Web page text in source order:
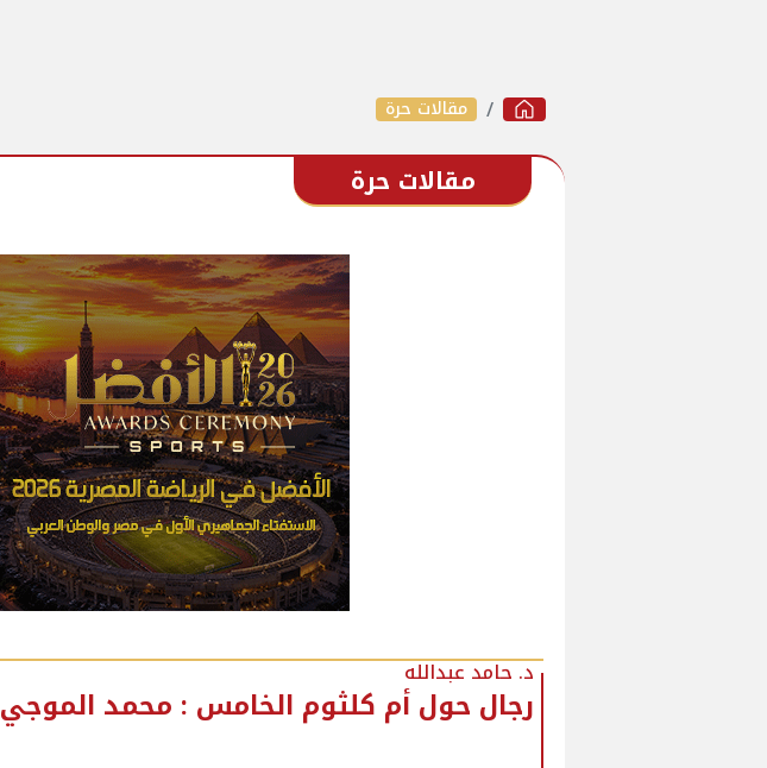
مقالات حرة
مقالات حرة
د. حامد عبدالله
رجال حول أم كلثوم الخامس : محمد الموجي